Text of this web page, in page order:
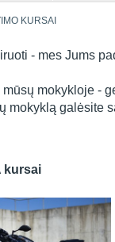
KURSAI
- mes Jums
mokykloje -
mokyklą galėsite
kursai